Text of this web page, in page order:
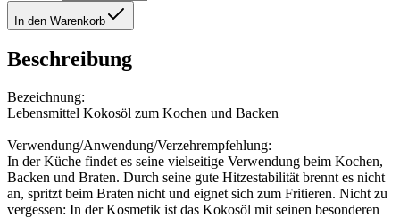
In den Warenkorb
Beschreibung
Bezeichnung:
Lebensmittel Kokosöl zum Kochen und Backen
Verwendung/Anwendung/Verzehrempfehlung:
In der Küche findet es seine vielseitige Verwendung beim Kochen,
Backen und Braten. Durch seine gute Hitzestabilität brennt es nicht
an, spritzt beim Braten nicht und eignet sich zum Fritieren. Nicht zu
vergessen: In der Kosmetik ist das Kokosöl mit seinen besonderen